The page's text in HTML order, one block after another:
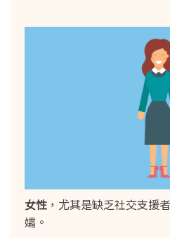
女性 ，尤其是缺乏社交支援
孀。